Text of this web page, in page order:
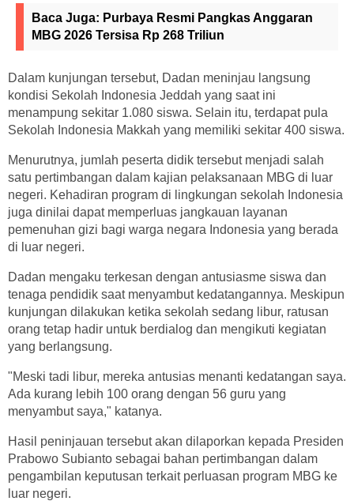
Baca Juga: Purbaya Resmi Pangkas Anggaran
MBG 2026 Tersisa Rp 268 Triliun
Dalam kunjungan tersebut, Dadan meninjau langsung
kondisi Sekolah Indonesia Jeddah yang saat ini
menampung sekitar 1.080 siswa. Selain itu, terdapat pula
Sekolah Indonesia Makkah yang memiliki sekitar 400 siswa.
Menurutnya, jumlah peserta didik tersebut menjadi salah
satu pertimbangan dalam kajian pelaksanaan MBG di luar
negeri. Kehadiran program di lingkungan sekolah Indonesia
juga dinilai dapat memperluas jangkauan layanan
pemenuhan gizi bagi warga negara Indonesia yang berada
di luar negeri.
Dadan mengaku terkesan dengan antusiasme siswa dan
tenaga pendidik saat menyambut kedatangannya. Meskipun
kunjungan dilakukan ketika sekolah sedang libur, ratusan
orang tetap hadir untuk berdialog dan mengikuti kegiatan
yang berlangsung.
"Meski tadi libur, mereka antusias menanti kedatangan saya.
Ada kurang lebih 100 orang dengan 56 guru yang
menyambut saya," katanya.
Hasil peninjauan tersebut akan dilaporkan kepada Presiden
Prabowo Subianto sebagai bahan pertimbangan dalam
pengambilan keputusan terkait perluasan program MBG ke
luar negeri.